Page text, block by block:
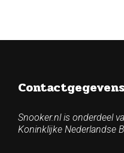
Contactgegevens
Snooker.nl is onderdeel
Koninklijke Nederlandse